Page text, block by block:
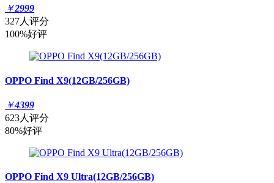
￥2999
327人评分
100%好评
OPPO Find X9(12GB/256GB)
￥4399
623人评分
80%好评
OPPO Find X9 Ultra(12GB/256GB)